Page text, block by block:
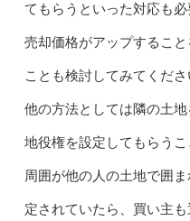
てもらうといった対応も必
売却価格がアップするこ
ことも検討してみてくださ
他の方法としては隣の土
地役権を設定してもらうこ
周囲が他の人の土地で囲
定されていたら、買い主